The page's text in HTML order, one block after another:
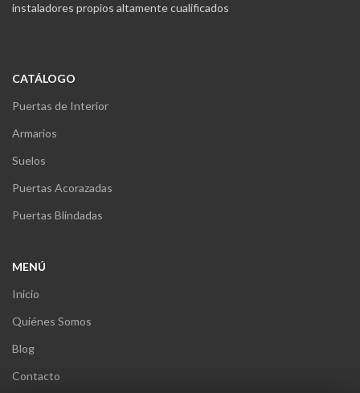
instaladores propios altamente cualificados
CATÁLOGO
Puertas de Interior
Armarios
Suelos
Puertas Acorazadas
Puertas Blindadas
MENÚ
Inicio
Quiénes Somos
Blog
Contacto